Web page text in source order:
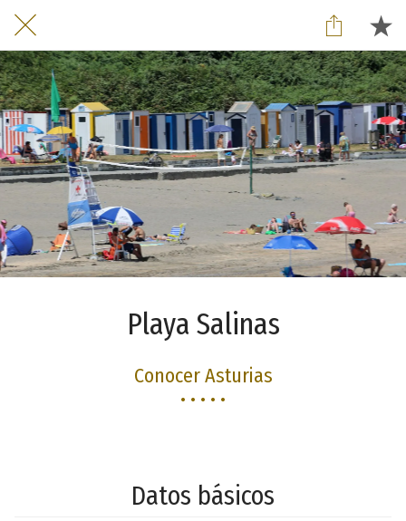
Playa Salinas
Conocer Asturias
• • • • •
Datos básicos